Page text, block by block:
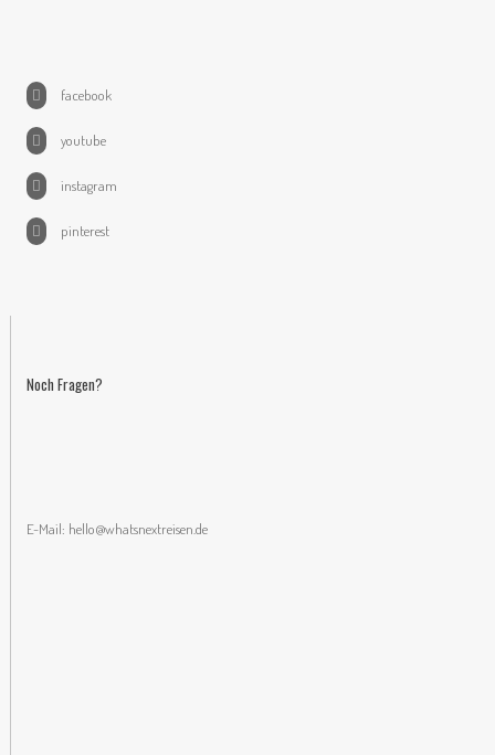
facebook
youtube
instagram
pinterest
Noch Fragen?
E-Mail: hello@whatsnextreisen.de